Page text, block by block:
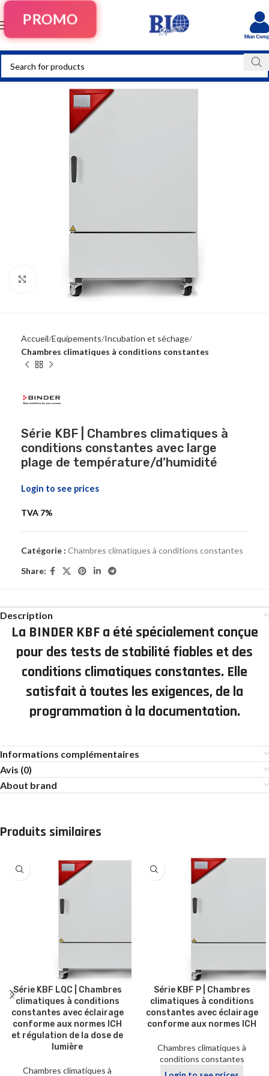
PROMO
Click to enlarge
Accueil Equipements Incubation et séchage
Chambres climatiques à conditions constantes
Série KBF | Chambres climatiques à
conditions constantes avec large
plage de température/d’humidité
Login to see prices
TVA 7%
Catégorie : Chambres climatiques à conditions constantes
Share:
Description
La BINDER KBF a été spécialement conçue
pour des tests de stabilité fiables et des
conditions climatiques constantes. Elle
satisfait à toutes les exigences, de la
programmation à la documentation.
Informations complémentaires
Avis (0)
About brand
Produits similaires
Série KBF LQC | Chambres
climatiques à conditions
constantes avec éclairage
conforme aux normes ICH
et régulation de la dose de
lumière
Chambres climatiques à
Série KBF P | Chambres
climatiques à conditions
constantes avec éclairage
conforme aux normes ICH
Chambres climatiques à
conditions constantes